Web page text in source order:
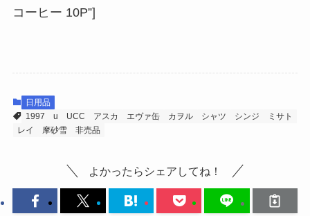
コーヒー 10P”]
日用品
1997
u UCC アスカ エヴァ缶 カヲル シャツ シンジ
ミサト
レイ
摩砂雪 非売品
よかったらシェアしてね！